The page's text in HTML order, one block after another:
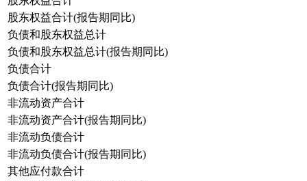
股东权益合计(报告期同比)
负债和股东权益总计
负债和股东权益总计(报告期同比)
负债合计
负债合计(报告期同比)
非流动资产合计
非流动资产合计(报告期同比)
非流动负债合计
非流动负债合计(报告期同比)
其他应付款合计